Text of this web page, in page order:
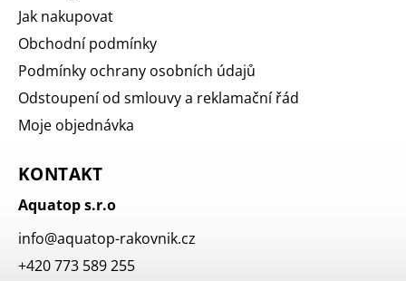
Jak nakupovat
Obchodní podmínky
Podmínky ochrany osobních údajů
Odstoupení od smlouvy a reklamační řád
Moje objednávka
KONTAKT
Aquatop s.r.o
info@aquatop-rakovnik.cz
+420 773 589 255